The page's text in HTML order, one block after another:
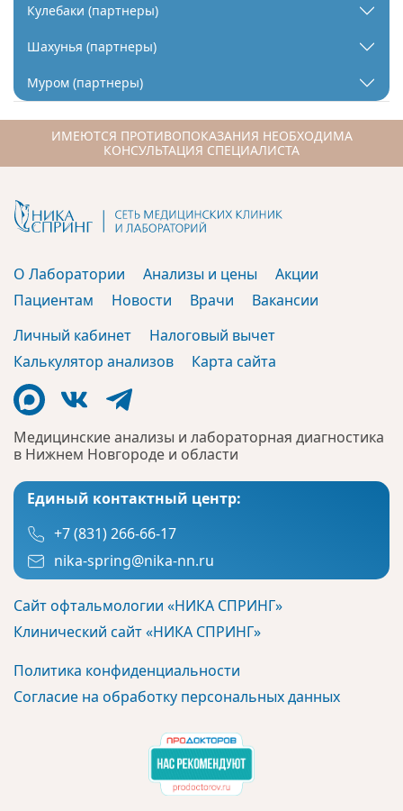
Кулебаки (партнеры)
Шахунья (партнеры)
Муром (партнеры)
ИМЕЮТСЯ ПРОТИВОПОКАЗАНИЯ НЕОБХОДИМА
КОНСУЛЬТАЦИЯ СПЕЦИАЛИСТА
Медицинские анализы и лабораторная диагностика
в Нижнем Новгороде и области
Единый контактный центр:
+7 (831) 266-66-17
nika-spring@nika-nn.ru
Сайт офтальмологии «НИКА СПРИНГ»
Клинический сайт «НИКА СПРИНГ»
Политика конфиденциальности
Согласие на обработку персональных данных
О Лаборатории Анализы и цены
Акции
Пациентам
Новости Врачи
Вакансии
Личный кабинет
Налоговый вычет
Калькулятор анализов
Карта сайта